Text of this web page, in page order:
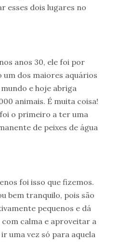
esses dois lugares no
anos 30, ele foi por
um dos maiores aquários
e hoje abriga
animais. É muita coisa!
o primeiro a ter uma
de peixes de água
foi isso que fizemos.
bem tranquilo, pois são
pequenos e dá
calma e aproveitar a
uma vez só para aquela